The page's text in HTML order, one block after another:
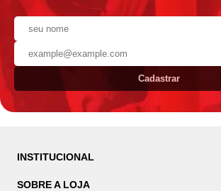
Cadastrar
INSTITUCIONAL
SOBRE A LOJA